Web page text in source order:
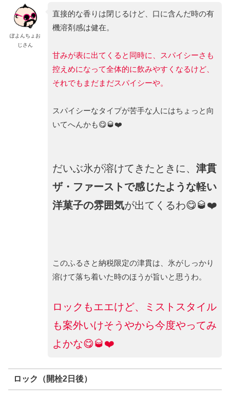
ぽよんちょお
じさん
直接的な香りは閉じるけど、口に含んだ時の有
機溶剤感は健在。
甘みが表に出てくると同時に、スパイシーさも
控えめになって全体的に飲みやすくなるけど、
それでもまだまだスパイシーや。
スパイシーなタイプが苦手な人にはちょっと向
いてへんかも😋🥃❤️
だいぶ氷が溶けてきたときに、 津貫
ザ・ファーストで感じたような軽い
洋菓子の雰囲気が出てくるわ😋🥃❤️
このふるさと納税限定の津貫は、氷がしっかり
溶けて落ち着いた時のほうが旨いと思うわ。
ロックもエエけど、ミストスタイル
も案外いけそうやから今度やってみ
よかな😋🥃❤️
ロック（開栓2日後）